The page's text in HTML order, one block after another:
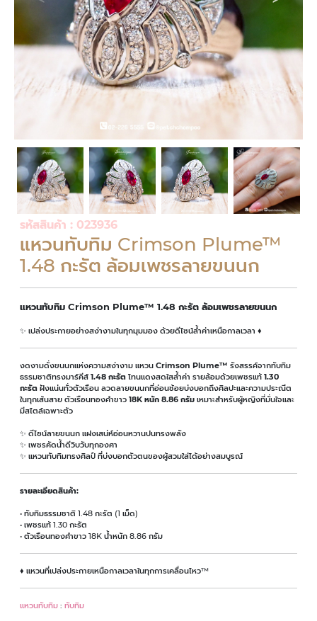
รหัสสินค้า : 023936
แหวนทับทิม Crimson Plume™
1.48 กะรัต ล้อมเพชรลายขนนก
แหวนทับทิม Crimson Plume™ 1.48 กะรัต ล้อมเพชรลายขนนก
✨ เปล่งประกายอย่างสง่างามในทุกมุมมอง ด้วยดีไซน์ล้ำค่าเหนือกาลเวลา ♦
งดงามดั่งขนนกแห่งความสง่างาม แหวน Crimson Plume™ รังสรรค์จากทับทิม
ธรรมชาติทรงมาร์คีส์ 1.48 กะรัต โทนแดงสดใสล้ำค่า รายล้อมด้วยเพชรแท้ 1.30
กะรัต ฝังแน่นทั่วตัวเรือน ลวดลายขนนกที่อ่อนช้อยบ่งบอกถึงศิลปะและความประณีต
ในทุกเส้นสาย ตัวเรือนทองคำขาว 18K หนัก 8.86 กรัม เหมาะสำหรับผู้หญิงที่มั่นใจและ
มีสไตล์เฉพาะตัว
✨ ดีไซน์ลายขนนก แฝงเสน่ห์อ่อนหวานปนทรงพลัง
✨ เพชรคัดน้ำดีวิบวับทุกองศา
✨ แหวนทับทิมทรงศิลป์ ที่บ่งบอกตัวตนของผู้สวมใส่ได้อย่างสมบูรณ์
รายละเอียดสินค้า:
• ทับทิมธรรมชาติ 1.48 กะรัต (1 เม็ด)
• เพชรแท้ 1.30 กะรัต
• ตัวเรือนทองคำขาว 18K น้ำหนัก 8.86 กรัม
♦ แหวนที่เปล่งประกายเหนือกาลเวลาในทุกการเคลื่อนไหว™
แหวนทับทิม : ทับทิม